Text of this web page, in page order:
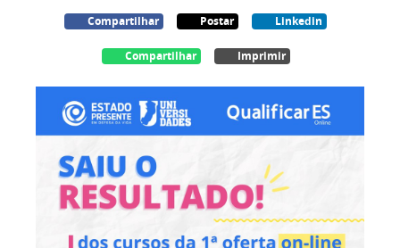
Compartilhar
Postar Linkedin
Compartilhar Imprimir